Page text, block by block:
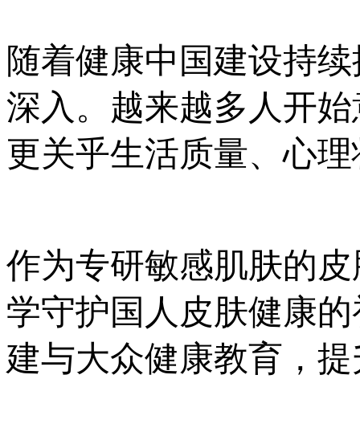
随着健康中国建设持
深入。越来越多人开
更关乎生活质量、心
作为专研敏感肌肤的
学守护国人皮肤健康
建与大众健康教育，